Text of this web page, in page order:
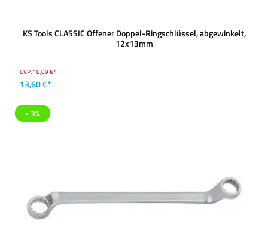
KS Tools CLASSIC Offener Doppel-Ringschlüssel, abgewinkelt,
12x13mm
UVP:18,89 €*
13,60 €*
- 3%